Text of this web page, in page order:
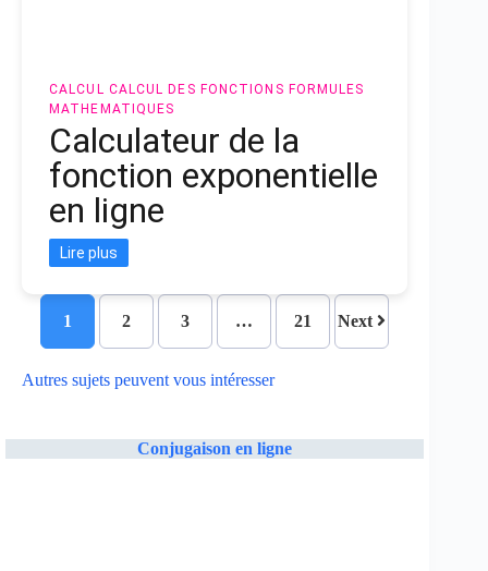
CALCUL CALCUL DES FONCTIONS FORMULES
MATHEMATIQUES
Calculateur de la
fonction exponentielle
en ligne
Lire plus
1 2 3 … 21 Next
Autres sujets peuvent vous intéresser
Conjugaison en ligne